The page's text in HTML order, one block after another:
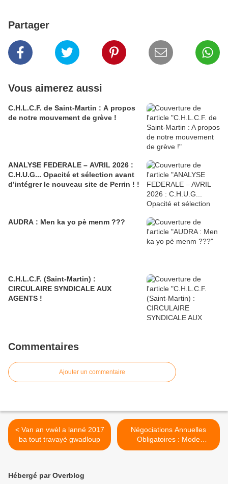
Partager
Vous aimerez aussi
C.H.L.C.F. de Saint-Martin : A propos
de notre mouvement de grève !
ANALYSE FEDERALE – AVRIL 2026 :
C.H.U.G... Opacité et sélection avant
d’intégrer le nouveau site de Perrin ! !
AUDRA : Men ka yo pè menm ???
C.H.L.C.F. (Saint-Martin) :
CIRCULAIRE SYNDICALE AUX
AGENTS !
Commentaires
Ajouter un commentaire
< Van an vwèl a lanné 2017
ba tout travayè gwadloup
Négociations Annuelles
Obligatoires : Mode
d'emploi C.G.T.G. >
Hébergé par Overblog